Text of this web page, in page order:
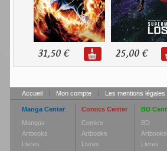
31,50 € 25,00 €
Accueil | Mon compte | Les mentions légales
Manga Center
Mangas
Artbooks
Livres
Comics Center
Comics
Artbooks
Livres
BD
BD
Artbooks
Livres